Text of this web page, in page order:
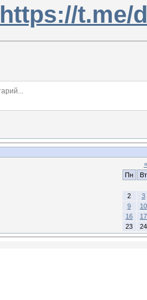
https://t.me/
«
Пн
Вт
2
3
9
10
16
17
23
24